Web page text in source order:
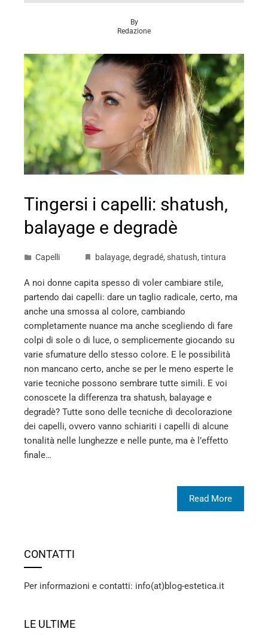
By
Redazione
Tingersi i capelli: shatush,
balayage e degradè
Capelli balayage, degradé, shatush, tintura
A noi donne capita spesso di voler cambiare stile,
partendo dai capelli: dare un taglio radicale, certo, ma
anche una smossa al colore, cambiando
completamente nuance ma anche scegliendo di fare
colpi di sole o di luce, o semplicemente giocando su
varie sfumature dello stesso colore. E le possibilità
non mancano certo, anche se per le meno esperte le
varie tecniche possono sembrare tutte simili. E voi
conoscete la differenza tra shatush, balayage e
degradè? Tutte sono delle tecniche di decolorazione
dei capelli, ovvero vanno schiariti i capelli di alcune
tonalità nelle lunghezze e nelle punte, ma è l’effetto
finale…
Read More
CONTATTI
Per informazioni e contatti: info(at)blog-estetica.it
LE ULTIME